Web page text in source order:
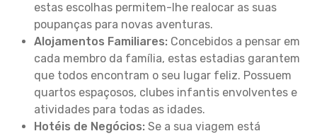
estas escolhas permitem-lhe realocar as suas
poupanças para novas aventuras.
Alojamentos Familiares: Concebidos a pensar em
cada membro da família, estas estadias garantem
que todos encontram o seu lugar feliz. Possuem
quartos espaçosos, clubes infantis envolventes e
atividades para todas as idades.
Hotéis de Negócios: Se a sua viagem está